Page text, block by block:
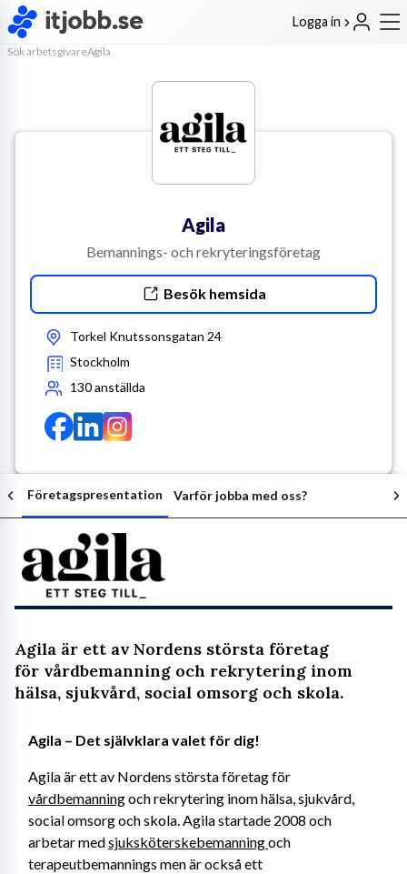
Logga in
Sök arbetsgivareAgila
Agila
Bemannings- och rekryteringsföretag
Besök hemsida
Torkel Knutssonsgatan 24
Stockholm
130anställda
Företagspresentation Varför jobba med oss?
Agila är ett av Nordens största företag
för vårdbemanning och rekrytering inom
hälsa, sjukvård, social omsorg och skola.
Agila – Det självklara valet för dig!
vårdbemanning och rekrytering inom hälsa, sjukvård,
social omsorg och skola. Agila startade 2008 och
arbetar med sjuksköterskebemanning och